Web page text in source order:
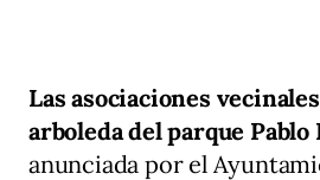
Las asociaciones
arboleda del parque Pablo
anunciada por el